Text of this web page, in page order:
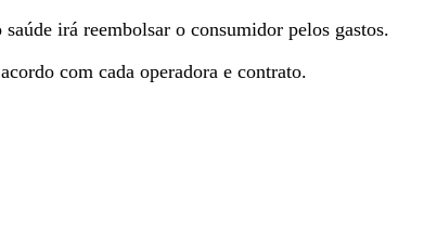
irá reembolsar o consumidor pelos gastos.
com cada operadora e contrato.